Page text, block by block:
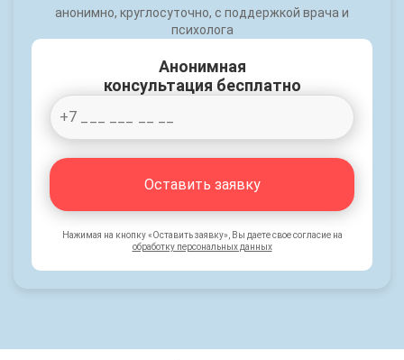
анонимно, круглосуточно, с поддержкой врача и
психолога
Анонимная
консультация бесплатно
Оставить заявку
Нажимая на кнопку «Оставить заявку», Вы даете свое согласие на
обработку персональных данных